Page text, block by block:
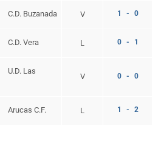
C.D. Buzanada V 1 - 0
C.D. Vera L 0 - 1
U.D. Las
V 0 - 0
Arucas C.F. L 1 - 2